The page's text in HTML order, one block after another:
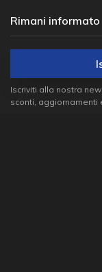
Rimani informato
Iscriviti alla nostra
sconti, aggiornamenti